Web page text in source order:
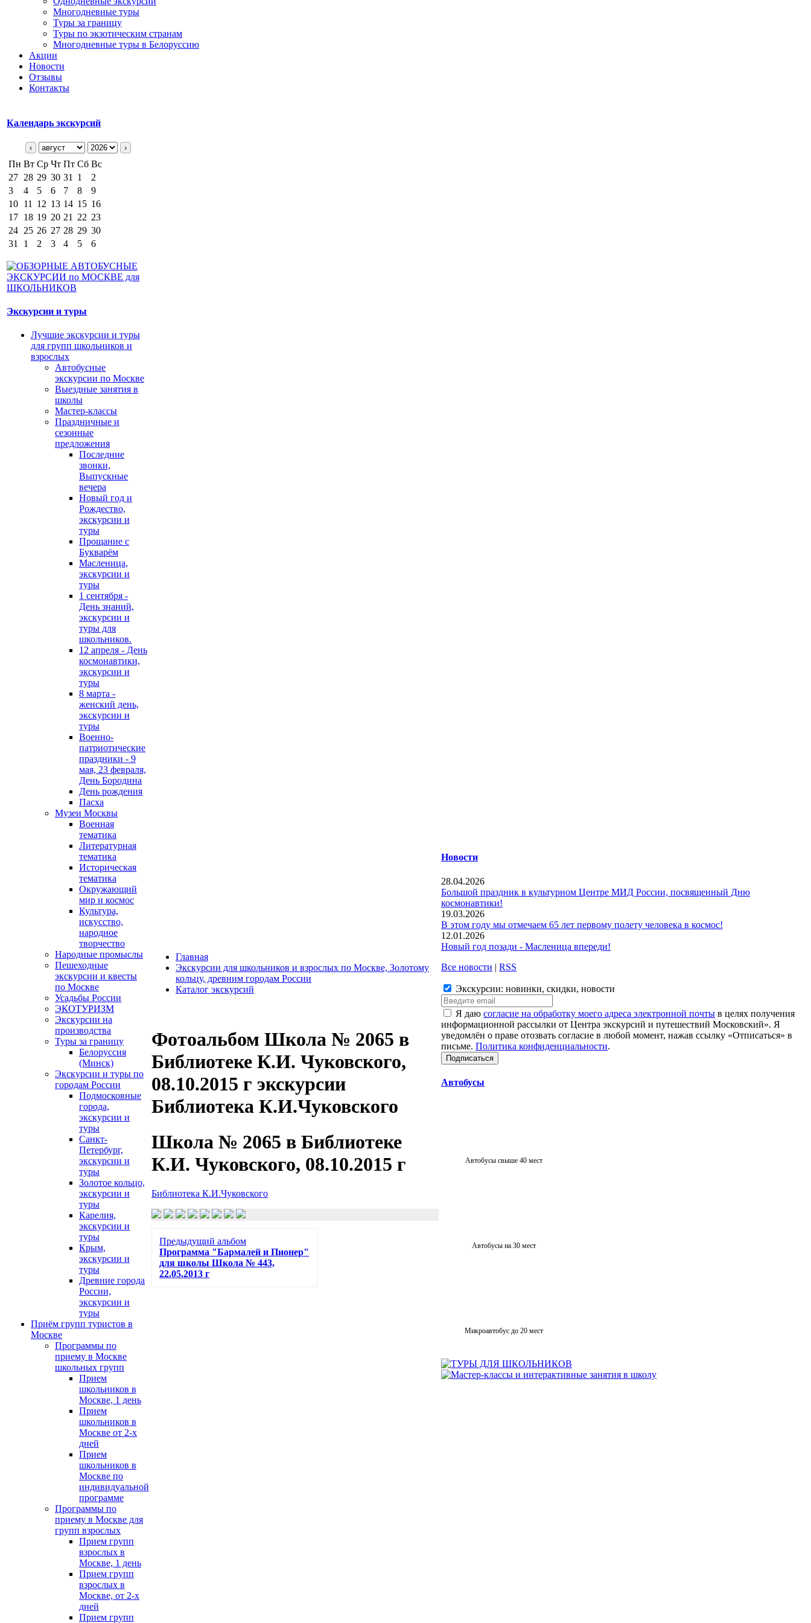
Многодневные туры
Туры за границу
Туры по экзотическим странам
Многодневные туры в Белоруссию
Акции
Новости
Отзывы
Контакты
Календарь экскурсий
‹ ›
Пн Вт Ср Чт Пт Сб Вс
27 28 29 30 31 1
2
3
4 5 6 7 8
9
10 11 12 13 14 15 16
17 18 19 20 21 22 23
24 25 26 27 28 29 30
31
1 2 3 4 5 6
Экскурсии и туры
Лучшие экскурсии и туры
для групп школьников и
взрослых
Автобусные
экскурсии по Москве
Выездные занятия в
школы
Мастер-классы
Праздничные и
сезонные
предложения
Последние
звонки,
Выпускные
вечера
Новый год и
Рождество,
экскурсии и
туры
Прощание с
Букварём
Масленица,
экскурсии и
туры
1 сентября -
День знаний,
экскурсии и
туры для
школьников.
12 апреля - День
космонавтики,
экскурсии и
туры
8 марта -
женский день,
экскурсии и
туры
Военно-
патриотические
праздники - 9
мая, 23 февраля,
День Бородина
День рождения
Пасха
Музеи Москвы
Военная
тематика
Литературная
тематика
Историческая
тематика
Окружающий
мир и космос
Культура,
искусство,
народное
творчество
Народные промыслы
Пешеходные
экскурсии и квесты
по Москве
Усадьбы России
ЭКОТУРИЗМ
Экскурсии на
производства
Туры за границу
Белоруссия
(Минск)
Экскурсии и туры по
городам России
Подмосковные
города,
экскурсии и
туры
Санкт-
Петербург,
экскурсии и
туры
Золотое кольцо,
экскурсии и
туры
Карелия,
экскурсии и
туры
Крым,
экскурсии и
туры
Древние города
России,
экскурсии и
туры
Приём групп туристов в
Москве
Программы по
приему в Москве
школьных групп
Прием
школьников в
Москве, 1 день
Прием
школьников в
Москве от 2-х
дней
Прием
школьников в
Москве по
индивидуальной
программе
Программы по
приему в Москве для
групп взрослых
Прием групп
взрослых в
Москве, 1 день
Прием групп
взрослых в
Москве, от 2-х
дней
Прием групп
Главная
Экскурсии для школьников и взрослых по Москве, Золотому
кольцу, древним городам России
Каталог экскурсий
Фотоальбом Школа № 2065 в
Библиотеке К.И. Чуковского,
08.10.2015 г экскурсии
Библиотека К.И.Чуковского
Школа № 2065 в Библиотеке
К.И. Чуковского, 08.10.2015 г
Библиотека К.И.Чуковского
Предыдущий альбом
Программа "Бармалей и Пионер"
для школы Школа № 443,
22.05.2013 г
Новости
28.04.2026
Большой праздник в культурном Центре МИД России, посвященный Дню
космонавтики!
19.03.2026
В этом году мы отмечаем 65 лет первому полету человека в космос!
12.01.2026
Новый год позади - Масленица впереди!
Все новости | RSS
Экскурсии: новинки, скидки, новости
Я даю согласие на обработку моего адреса электронной почты в целях получения
информационной рассылки от Центра экскурсий и путешествий Московский». Я
уведомлён о праве отозвать согласие в любой момент, нажав ссылку «Отписаться» в
письме. Политика конфиденциальности.
Автобусы
Автобусы свыше 40 мест
Автобусы на 30 мест
Микроавтобус до 20 мест